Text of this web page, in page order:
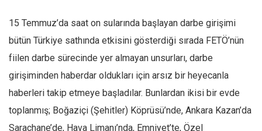
Sosyal Medya
Twitter
Facebook
Instagram
YouTube
15 Temmuz’da saat on sularında başlayan darbe girişimi
bütün Türkiye sathında etkisini gösterdiği sırada FETÖ’nün
fiilen darbe sürecinde yer almayan unsurları, darbe
girişiminden haberdar oldukları için arsız bir heyecanla
haberleri takip etmeye başladılar. Bunlardan ikisi bir evde
toplanmış; Boğaziçi (Şehitler) Köprüsü’nde, Ankara Kazan’da
Saraçhane’de, Hava Limanı’nda, Emniyet’te, Özel